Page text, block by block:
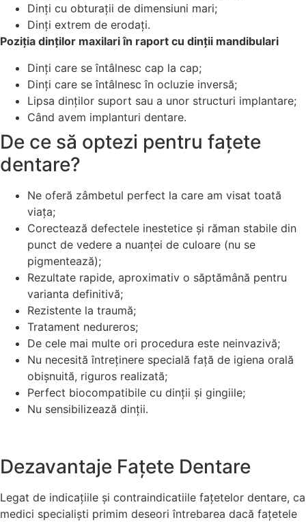
Dinți cu obturații de dimensiuni mari;
Dinți extrem de erodați.
Poziția dinților maxilari în raport cu dinții mandibulari
Dinți care se întâlnesc cap la cap;
Dinți care se întâlnesc în ocluzie inversă;
Lipsa dinților suport sau a unor structuri implantare;
Când avem implanturi dentare.
De ce să optezi pentru fațete
dentare?
Ne oferă zâmbetul perfect la care am visat toată
viața;
Corectează defectele inestetice și răman stabile din
punct de vedere a nuanței de culoare (nu se
pigmentează);
Rezultate rapide, aproximativ o săptămână pentru
varianta definitivă;
Rezistente la traumă;
Tratament nedureros;
De cele mai multe ori procedura este neinvazivă;
Nu necesită întreținere specială față de igiena orală
obișnuită, riguros realizată;
Perfect biocompatibile cu dinții și gingiile;
Nu sensibilizează dinții.
Dezavantaje Fațete Dentare
Legat de indicațiile și contraindicatiile fațetelor dentare, ca
medici specialiști primim deseori întrebarea dacă fațetele